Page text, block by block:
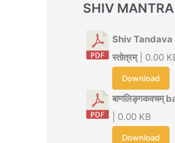
SHIV MANTRA
Shiv Tandava
स्तोत्रम्| 0.00
Download
बाणलिङ्गकवचम्
| 0.00 KB
Download